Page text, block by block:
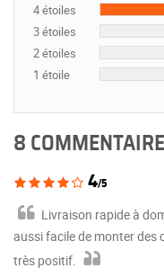
4 étoiles
3 étoiles
2 étoiles
1 étoile
8
4/5
Livraison rapide à
aussi facile de monter des
très positif.